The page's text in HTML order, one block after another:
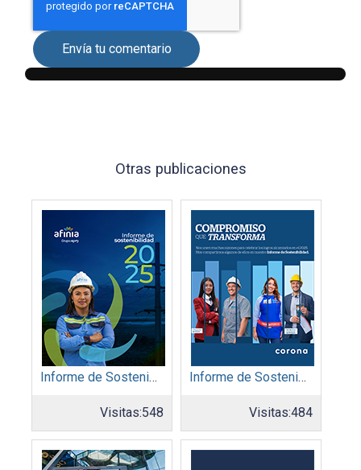
Envía tu comentario
Otras publicaciones
Informe de Sostenibilidad 2025: Afinia filial del Grupo EPM
Visitas:548
Informe de Sostenibilidad 2025: Organización Corona
Visitas:484